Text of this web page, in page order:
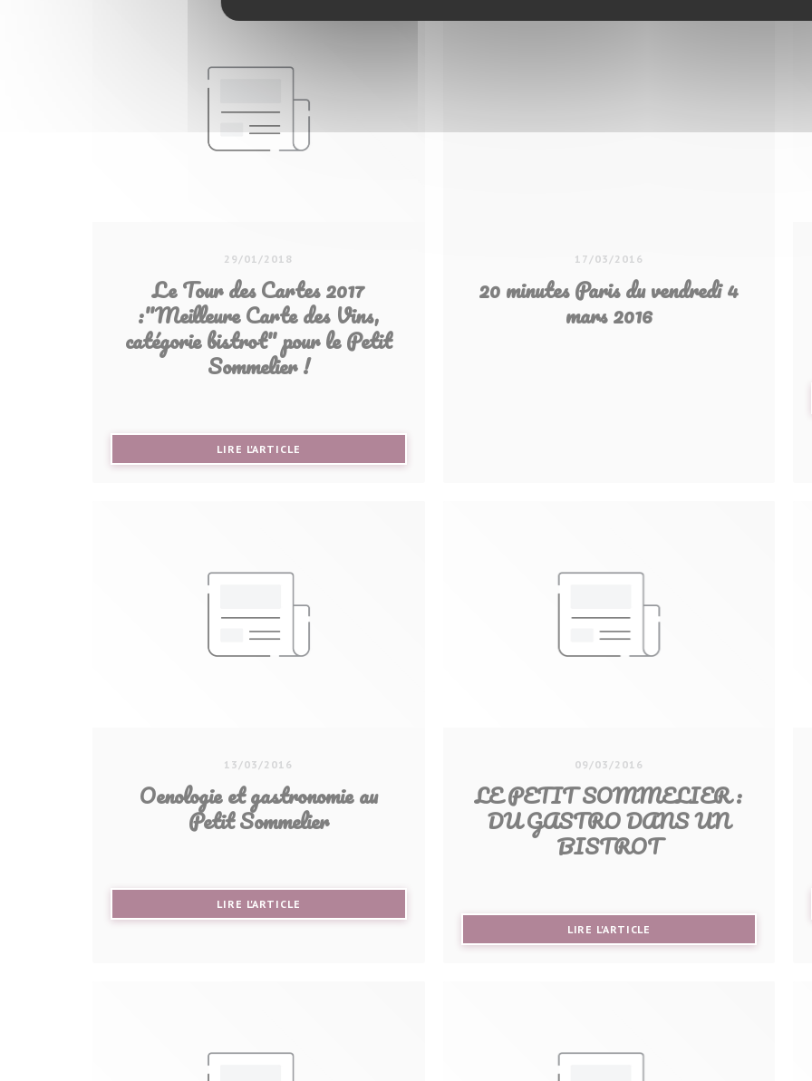
29/01/2018
Le Tour des Cartes 2017
:"Meilleure Carte des Vins,
catégorie bistrot" pour le Petit
Sommelier !
LIRE L'ARTICLE
17/03/2016
20 minutes Paris du vendredi 4
mars 2016
13/03/2016
Oenologie et gastronomie au
Petit Sommelier
LIRE L'ARTICLE
09/03/2016
LE PETIT SOMMELIER :
DU GASTRO DANS UN
BISTROT
LIRE L'ARTICLE